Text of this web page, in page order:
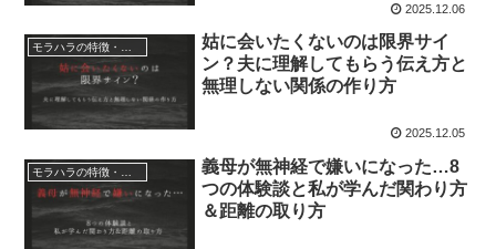
2025.12.06
姑に会いたくないのは限界サイ
ン？夫に理解してもらう伝え方と
無理しない関係の作り方
2025.12.05
義母が無神経で嫌いになった…8
つの体験談と私が学んだ関わり方
＆距離の取り方